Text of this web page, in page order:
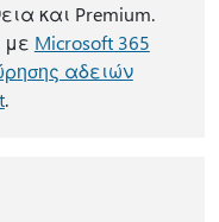
και Premium.
με Microsoft 365
αδειών
.